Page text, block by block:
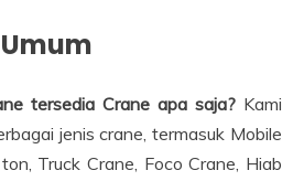
tersedia Crane apa saja? Kami
jenis crane, termasuk Mobile
Truck Crane, Foco Crane, Hiab